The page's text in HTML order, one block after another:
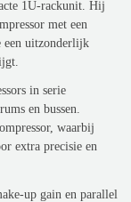
1U-rackunit. Hij
met een
een uitzonderlijk
in serie
en bussen.
waarbij
extra precisie en
up gain en parallel